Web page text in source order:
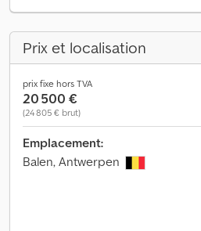
Prix et localisation
prix fixe hors TVA
20 500 €
(24 805 € brut)
Emplacement:
Balen, Antwerpen